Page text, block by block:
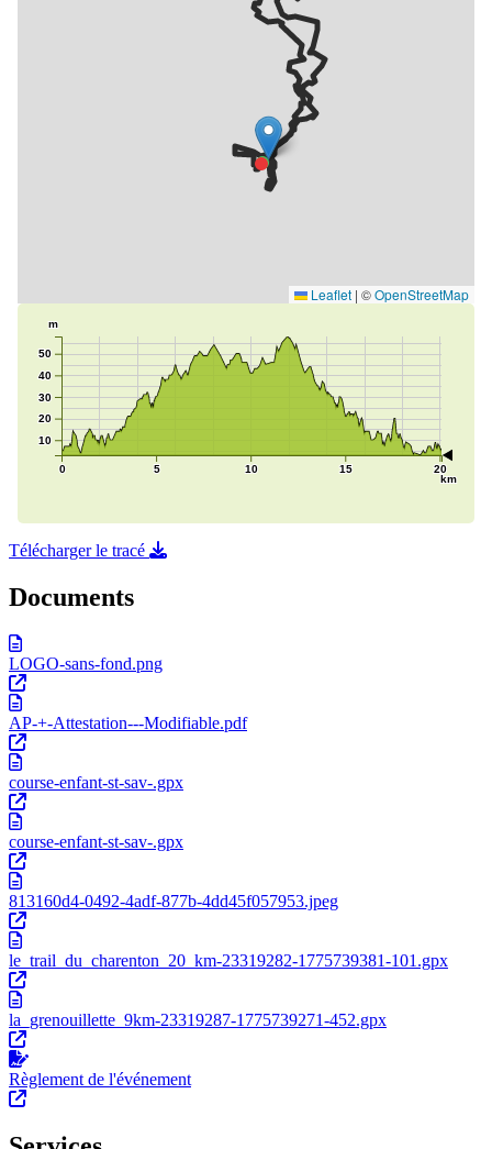
Télécharger le tracé
Documents
LOGO-sans-fond.png
AP-+-Attestation---Modifiable.pdf
course-enfant-st-sav-.gpx
course-enfant-st-sav-.gpx
813160d4-0492-4adf-877b-4dd45f057953.jpeg
le_trail_du_charenton_20_km-23319282-1775739381-101.gpx
la_grenouillette_9km-23319287-1775739271-452.gpx
Règlement de l'événement